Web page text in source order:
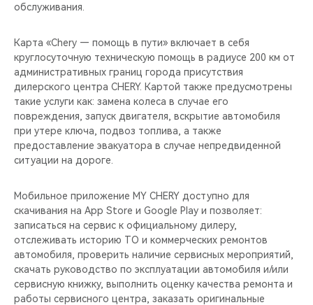
обслуживания.
Карта «Chery — помощь в пути» включает в себя
круглосуточную техническую помощь в радиусе 200 км от
административных границ города присутствия
дилерского центра CHERY. Картой также предусмотрены
такие услуги как: замена колеса в случае его
повреждения, запуск двигателя, вскрытие автомобиля
при утере ключа, подвоз топлива, а также
предоставление эвакуатора в случае непредвиденной
ситуации на дороге.
Мобильное приложение MY CHERY доступно для
скачивания на App Store и Google Play и позволяет:
записаться на сервис к официальному дилеру,
отслеживать историю ТО и коммерческих ремонтов
автомобиля, проверить наличие сервисных мероприятий,
скачать руководство по эксплуатации автомобиля и/или
сервисную книжку, выполнить оценку качества ремонта и
работы сервисного центра, заказать оригинальные